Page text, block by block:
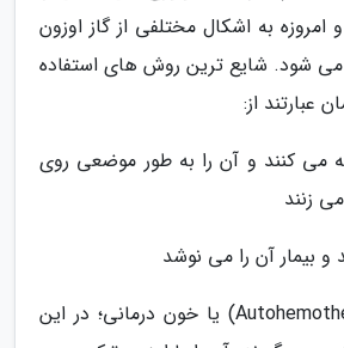
امروزه به اشکال مختلفی از گاز اوزون
می شود. شایع ترین روش های استفاده
عبارتند از:
می کنند و آن را به طور موضعی روی
زنند
و بیمار آن را می نوشد
اتوهموتراپی (Autohemotherapy) یا خون درمانی؛ در این